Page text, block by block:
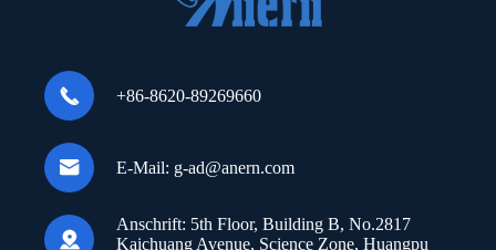
 +86-8620-89269660
 E-Mail: g-ad@anern.com

Anschrift: 5th Floor, Building B, No.2817
Kaichuang Avenue, Science Zone, Huangpu